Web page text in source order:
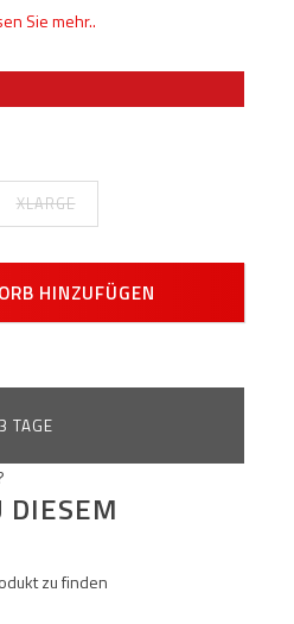
Sie mehr..
XLARGE
HINZUFÜGEN
TAGE
DIESEM
zu finden